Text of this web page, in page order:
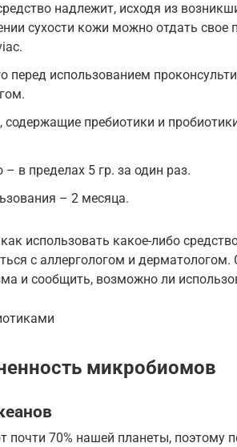
надлежит, исходя из
сухости кожи можно отдать свое
перед использованием
содержащие пребиотики и
– в пределах 5 гр. за один раз.
– 2 месяца.
использовать какое-либо
с аллергологом и
и сообщить, возможно ли
микробиомов
70% нашей планеты, поэтому